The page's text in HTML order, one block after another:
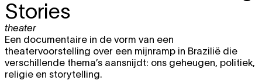
Stories
theater
Een documentaire in de vorm van een
theatervoorstelling over een mijnramp in Brazilië die
verschillende thema’s aansnijdt: ons geheugen, politiek,
religie en storytelling.